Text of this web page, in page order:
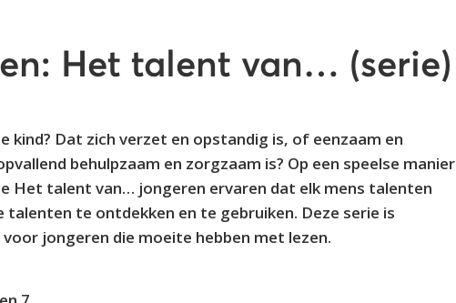
Het talent van… (serie)
kind? Dat zich verzet en opstandig is, of eenzaam en
behulpzaam en zorgzaam is? Op een speelse manier
Het talent van… jongeren ervaren dat elk mens talenten
talenten te ontdekken en te gebruiken. Deze serie is
jongeren die moeite hebben met lezen.